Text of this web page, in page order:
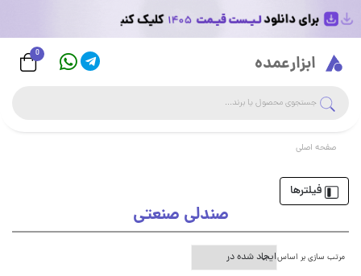
ابزارعمده 0
جستجوی فروشگاه
صفحه اصلی
فیلترها
صندلی صنعتی
مرتب سازی بر اساس